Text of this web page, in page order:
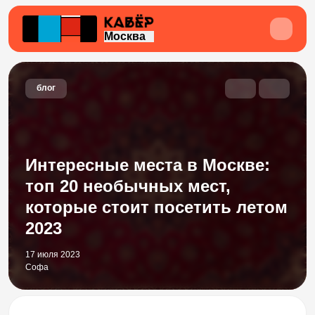
Москва
блог
Интересные места в Москве:
топ 20 необычных мест,
которые стоит посетить летом
2023
17 июля 2023
Софа